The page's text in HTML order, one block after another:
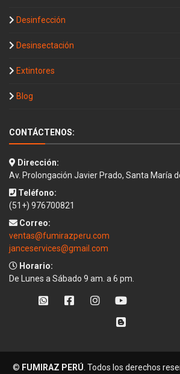
Desinfección
Desinsectación
Extintores
Blog
CONTÁCTENOS:
Dirección:
Av. Prolongación Javier Prado, Santa María
Teléfono:
(51+) 976700821
Correo:
ventas@fumirazperu.com
janceservices@gmail.com
Horario:
De Lunes a Sábado 9 am. a 6 pm.
© FUMIRAZ PERÚ . Todos los derechos